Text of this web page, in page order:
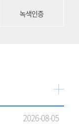
녹색인증
2026-08-05